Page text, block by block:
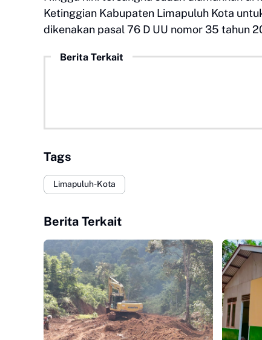
Ketinggian Kabupaten Limapuluh Kota
dikenakan pasal 76 D UU nomor 35 tahun
Berita Terkait
Tags
Limapuluh-Kota
Berita Terkait